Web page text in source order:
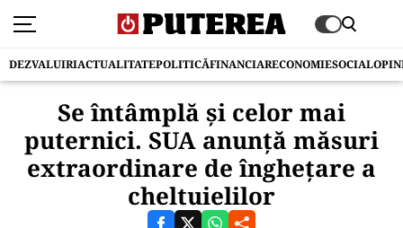
DEZVALUIRIACTUALITATEPOLITICĂFINANCIARECONOMIESOCIAL
Se întâmplă şi celor mai
puternici. SUA anunţă măsuri
extraordinare de îngheţare a
cheltuielilor